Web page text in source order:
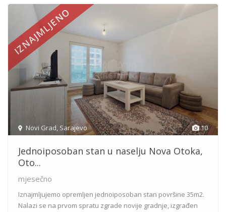
10
Novi Grad, Sarajevo
IZNAJMLJENO
Jednoiposoban stan u naselju Nova Otoka,
Oto...
mjesečno
Iznajmljujemo opremljen jednoiposoban stan površine 35m2.
Nalazi se na prvom spratu zgrade novije gradnje, izgrađen